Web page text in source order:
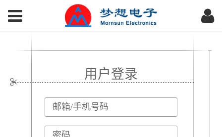
用户登录